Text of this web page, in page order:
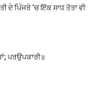
ਦੇ ਪਿੰਜਰੇ ‘ਚ ਇੱਕ ਸਾਧ ਤੋਤਾ ਵੀ
ਪਰਉਪਕਾਰੀ॥